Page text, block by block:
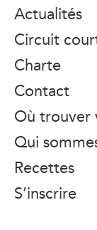
Actualités
Circuit
Charte
Contact
Où trouver
Qui
Recettes
S’inscrire